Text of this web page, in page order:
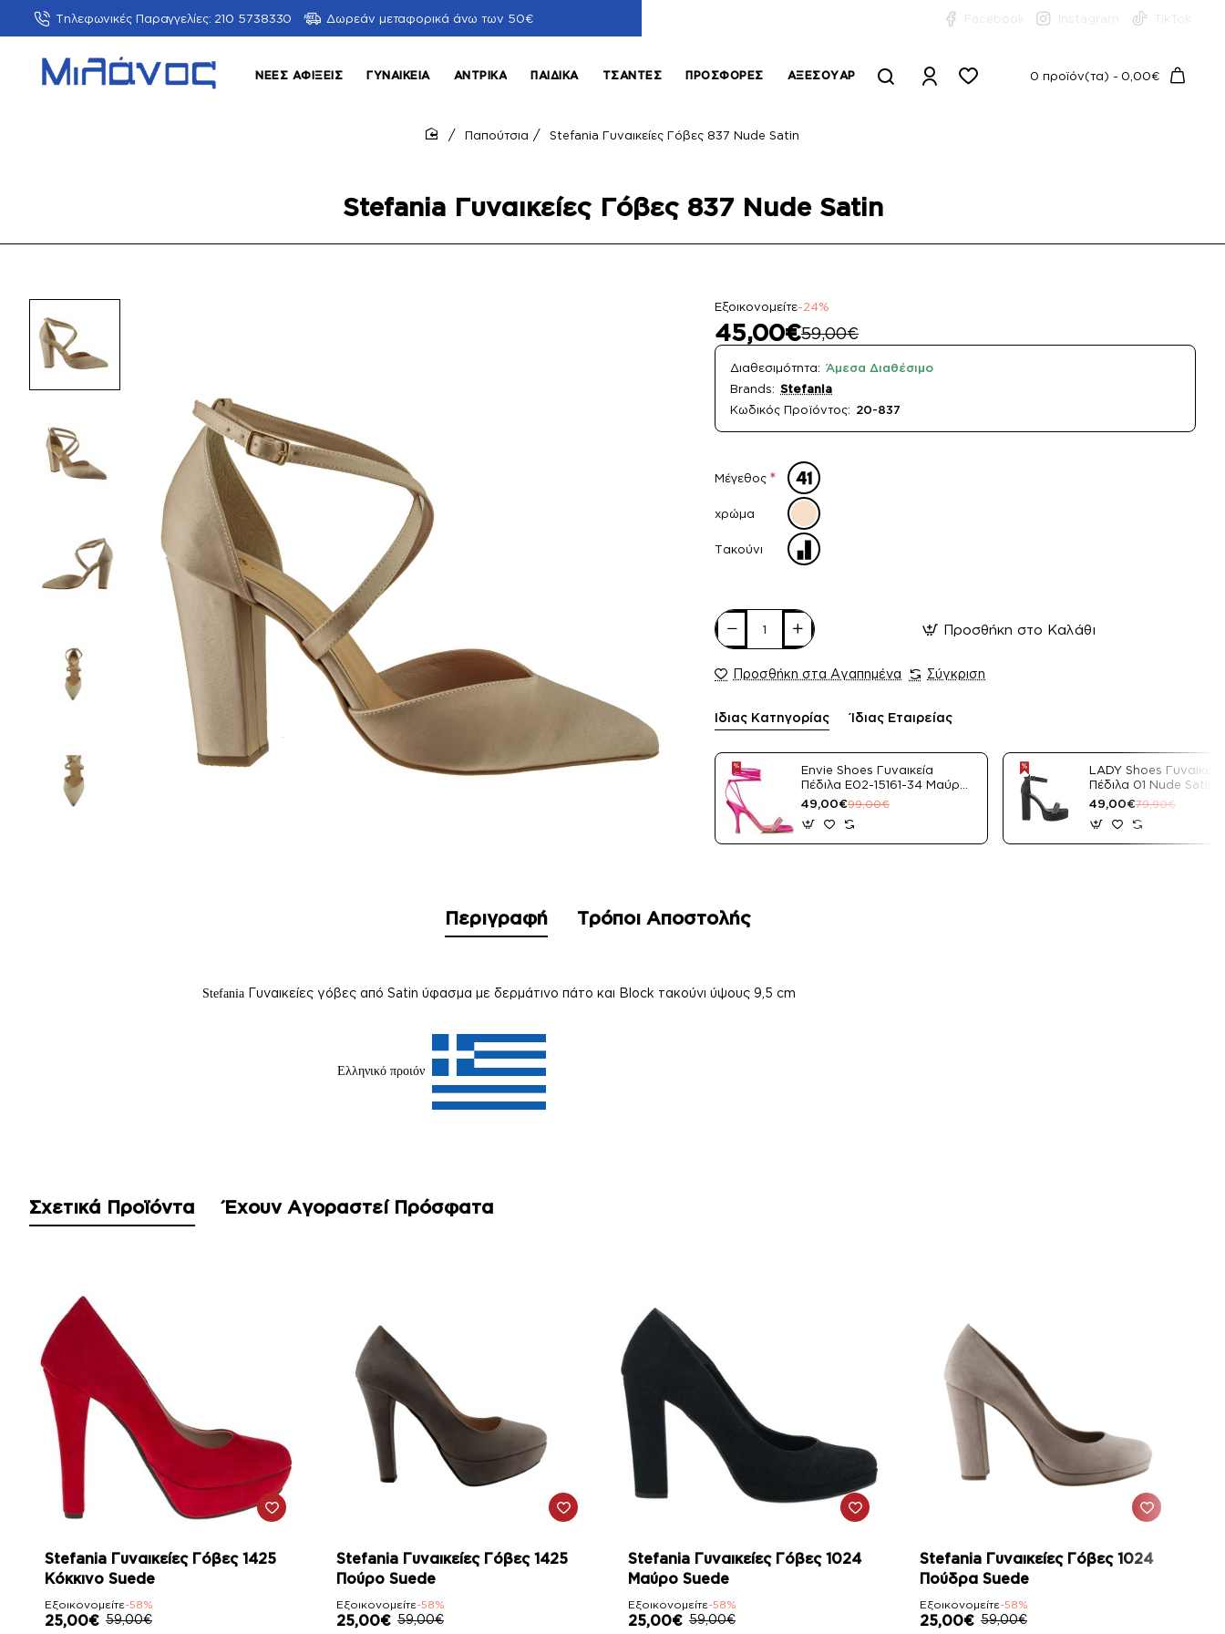
Τηλεφωνικές Παραγγελίες: 210 5738330 Δωρεάν μεταφορικά άνω των 50€
ΝΈΕΣ ΑΦΊΞΕΙΣ ΓΥΝΑΙΚΕΊΑ ΑΝΤΡΙΚΆ ΠΑΙΔΙΚΆ ΤΣΆΝΤΕΣ ΠΡΟΣΦΟΡΈΣ ΑΞΕΣΟΥΆΡ 0 προϊόν(τα) - 0,00€
Stefania Γυναικείες Γόβες 837 Nude Satin
Παπούτσια Stefania Γυναικείες Γόβες 837 Nude Satin
Εξοικονομείτε-24%
45,00€59,00€
Διαθεσιμότητα: Άμεσα Διαθέσιμο
Brands: Stefania
Κωδικός Προϊόντος: 20-837
Μέγεθος
χρώμα
Τακούνι
Προσθήκη στο Καλάθι
Προσθήκη στα Αγαπημένα Σύγκριση
Ίδιας Κατηγορίας Ίδιας Εταιρείας
Envie Shoes Γυναικεία
Πέδιλα E02-15161-34 Μαύρο
Satin
49,00€99,00€
LADY Shoes Γυναικεία
Πέδιλα 01 Nude Satin
49,00€79,90€
Περιγραφή Τρόποι Αποστολής
Stefania Γυναικείες γόβες από Satin ύφασμα με δερμάτινο πάτο και Block τακούνι ύψους 9,5 cm
Ελληνικό προιόν
Σχετικά Προϊόντα Έχουν Αγοραστεί Πρόσφατα
-58%
Stefania Γυναικείες Γόβες 1425
Κόκκινο Suede
Εξοικονομείτε-58%
25,00€ 59,00€
-58%
Stefania Γυναικείες Γόβες 1425
Πούρο Suede
Εξοικονομείτε-58%
25,00€ 59,00€
-58%
Stefania Γυναικείες Γόβες 1024
Μαύρο Suede
Εξοικονομείτε-58%
25,00€ 59,00€
-58%
Stefania Γυναικείες Γόβες 1024
Πούδρα Suede
Εξοικονομείτε-58%
25,00€ 59,00€